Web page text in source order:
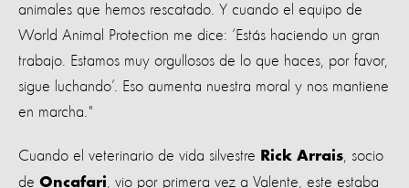
animales que hemos rescatado. Y cuando el equipo de
World Animal Protection me dice: ‘Estás haciendo un gran
trabajo. Estamos muy orgullosos de lo que haces, por favor,
sigue luchando’. Eso aumenta nuestra moral y nos mantiene
en marcha."
Cuando el veterinario de vida silvestre Rick Arrais, socio
de Onçafari, vio por primera vez a Valente, este estaba